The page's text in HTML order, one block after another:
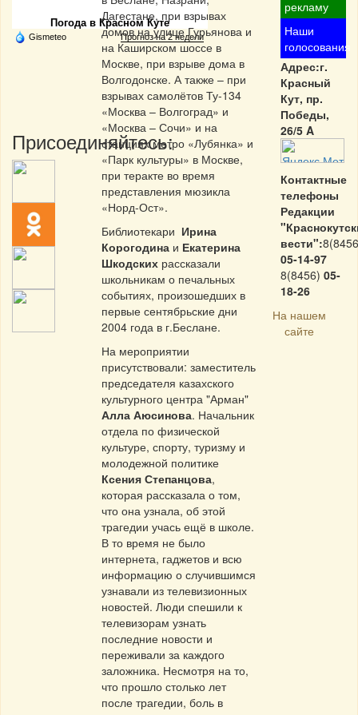
Погода в Красном Куте
Gismeteo Прогноз на 2 недели
Присоединяйтесь:
Дагестане, при взрывах
домов на улице Гурьянова и
на Каширском шоссе в
Москве, при взрыве дома в
Волгодонске. А также – при
взрывах самолётов Ту-134
«Москва – Волгоград» и
«Москва – Сочи» и на
станциях метро «Лубянка» и
«Парк культуры» в Москве,
при теракте во время
представления мюзикла
«Норд-Ост».
Библиотекари Ирина
Корогодина и Екатерина
Шкодских рассказали
школьникам о печальных
событиях, произошедших в
первые сентябрьские дни
2004 года в г.Беслане.
На мероприятии
присутствовали: заместитель
председателя казахского
культурного центра "Арман"
Алла Аюсинова. Начальник
отдела по физической
культуре, спорту, туризму и
молодежной политике
Ксения Степанцова,
которая рассказала о том,
что она узнала, об этой
трагедии учась ещё в школе.
В то время не было
интернета, гаджетов и всю
информацию о случившимся
узнавали из телевизионных
новостей. Люди спешили к
телевизорам узнать
последние новости и
переживали за каждого
заложника. Несмотря на то,
что прошло столько лет
после трагедии, боль в
рекламу
Наши
голосования
Адрес:г.
Красный
Кут, пр.
Победы,
26/5 A
Контактные
телефоны
Редакции
вести":
05-14-97
8(8456) 05-
18-26
На нашем
сайте